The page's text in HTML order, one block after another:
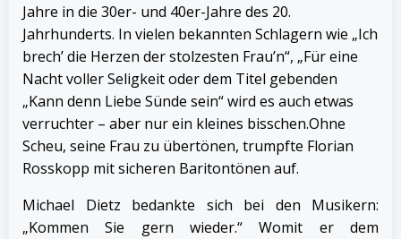
Jahre in die 30er- und 40er-Jahre des 20.
Jahrhunderts. In vielen bekannten Schlagern wie „Ich
brech’ die Herzen der stolzesten Frau’n“, „Für eine
Nacht voller Seligkeit oder dem Titel gebenden
„Kann denn Liebe Sünde sein“ wird es auch etwas
verruchter – aber nur ein kleines bisschen.Ohne
Scheu, seine Frau zu übertönen, trumpfte Florian
Rosskopp mit sicheren Baritontönen auf.
Michael Dietz bedankte sich bei den Musikern:
„Kommen Sie gern wieder.“ Womit er dem